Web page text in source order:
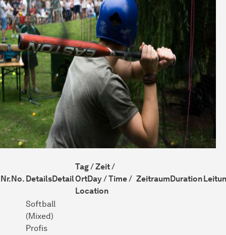
Nr.No. DetailsDetail
Tag / Zeit /
OrtDay / Time /
Location
ZeitraumDuration
Softball
(Mixed)
Profis